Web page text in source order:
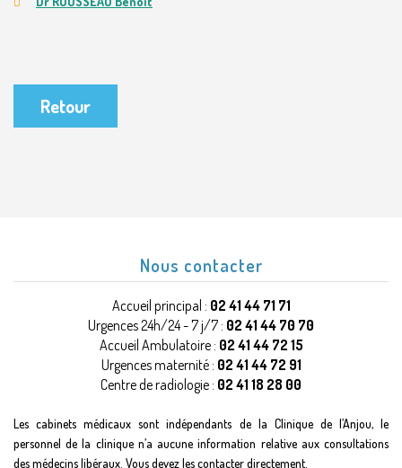
Retour
Nous contacter
Accueil principal : 02 41 44 71 71
Urgences 24h/24 - 7 j/7 : 02 41 44 70 70
Accueil Ambulatoire : 02 41 44 72 15
Urgences maternité : 02 41 44 72 91
Centre de radiologie : 02 41 18 28 00
Les cabinets médicaux sont indépendants de la Clinique de l’Anjou, le
personnel de la clinique n’a aucune information relative aux consultations
des médecins libéraux. Vous devez les contacter directement.